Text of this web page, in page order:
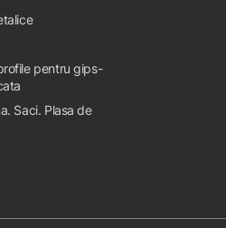
pentru gips-
Saci. Plasa de